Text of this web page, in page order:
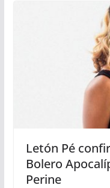
Letón Pé
Bolero
Perine